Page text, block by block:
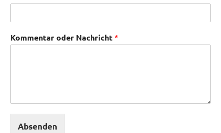
Kommentar oder Nachricht *
Absenden